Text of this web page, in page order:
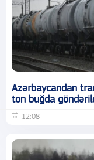
Azərbaycandan
ton buğda
12:08